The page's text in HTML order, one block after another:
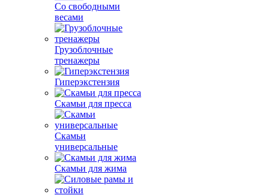
Со свободными
весами
Грузоблочные
тренажеры
Гиперэкстензия
Скамьи для пресса
Скамьи
универсальные
Скамьи для жима